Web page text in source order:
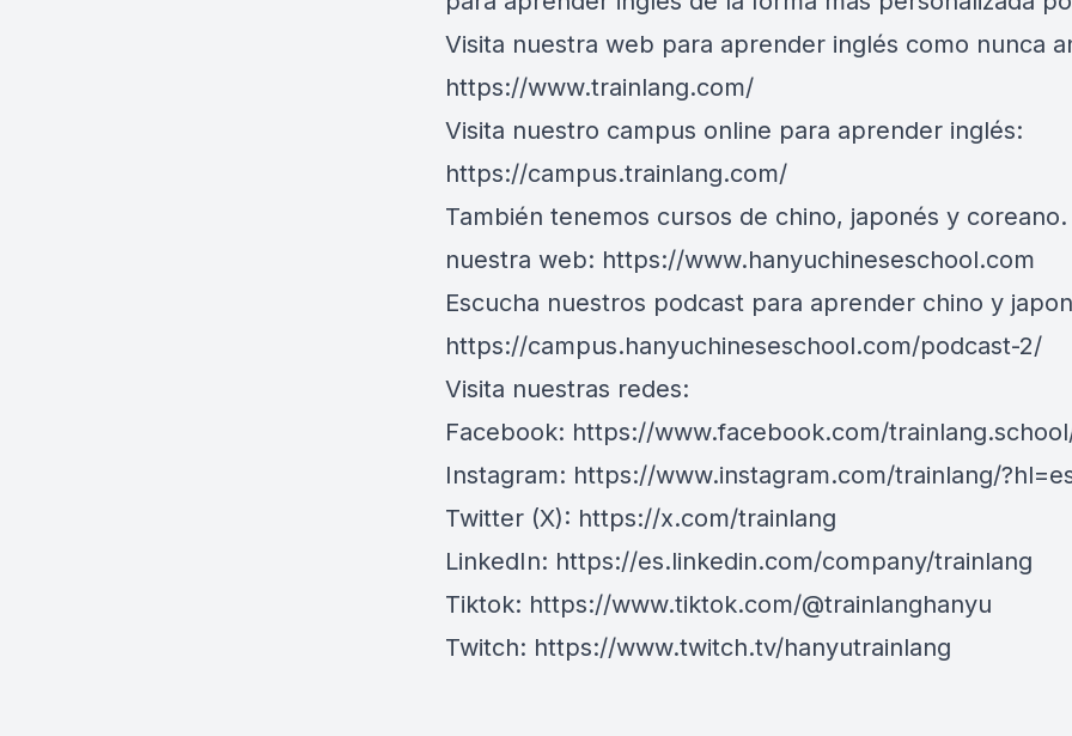
Visita nuestra web para aprender inglés como nunca
https://www.trainlang.com/
Visita nuestro campus online para aprender inglés:
https://campus.trainlang.com/
También tenemos cursos de chino, japonés y coreano.
nuestra web: https://www.hanyuchineseschool.com
Escucha nuestros podcast para aprender chino y
https://campus.hanyuchineseschool.com/podcast-2/
Visita nuestras redes:
Facebook: https://www.facebook.com/
Instagram: https://www.instagram.com/trainlang/
Twitter (X): https://x.com/trainlang
LinkedIn: https://es.linkedin.com/company/trainlang
Tiktok: https://www.tiktok.com/@trainlanghanyu
Twitch: https://www.twitch.tv/hanyutrainlang